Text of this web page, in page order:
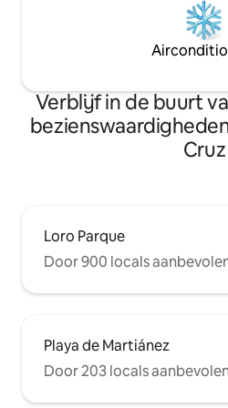
Verblijf in de buurt
Cruz
Loro Parque
Door 900 locals
Playa de Martiánez
Door 203 locals